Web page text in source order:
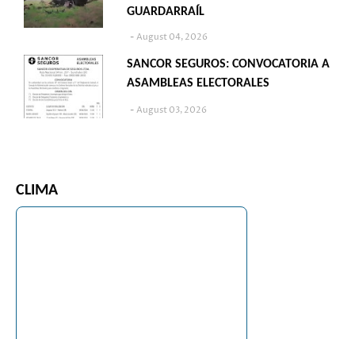
GUARDARRAÍL
August 04, 2026
SANCOR SEGUROS: CONVOCATORIA A
ASAMBLEAS ELECTORALES
August 03, 2026
CLIMA